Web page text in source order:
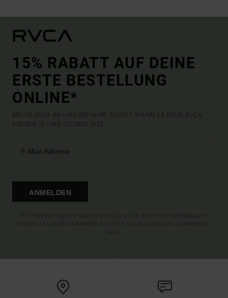
15% RABATT AUF DEINE
ERSTE BESTELLUNG
ONLINE*
MELDE DICH AN UND ERFAHRE ZUERST, WANN ES NEUE RVCA
PRODUKTE UND STORIES GIBT.
ANMELDEN